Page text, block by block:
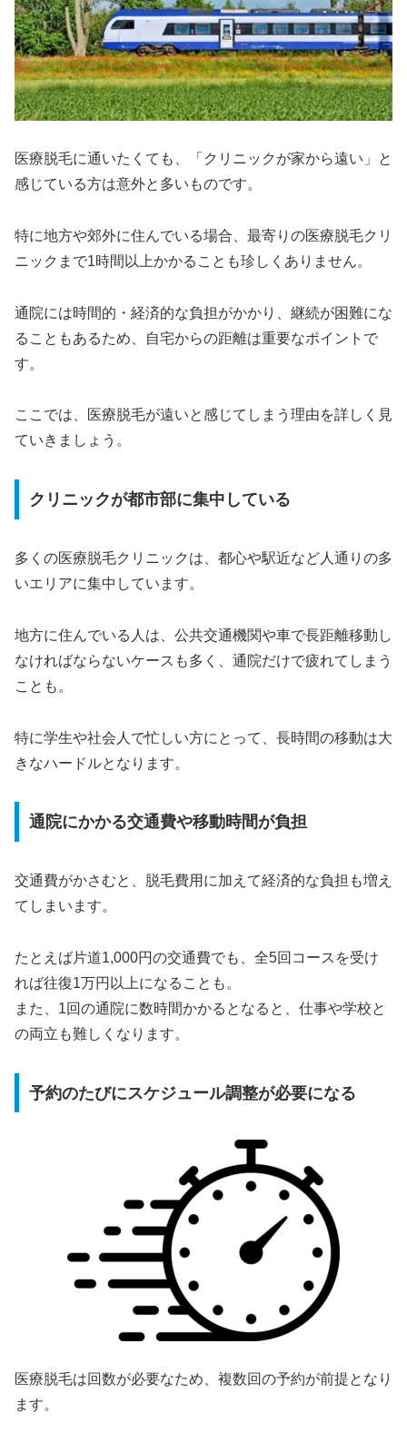
医療脱毛に通いたくても、「クリニックが家から遠い」と
感じている方は意外と多いものです。
特に地方や郊外に住んでいる場合、最寄りの医療脱毛クリ
ニックまで1時間以上かかることも珍しくありません。
通院には時間的・経済的な負担がかかり、継続が困難にな
ることもあるため、自宅からの距離は重要なポイントで
す。
ここでは、医療脱毛が遠いと感じてしまう理由を詳しく見
ていきましょう。
クリニックが都市部に集中している
多くの医療脱毛クリニックは、都心や駅近など人通りの多
いエリアに集中しています。
地方に住んでいる人は、公共交通機関や車で長距離移動し
なければならないケースも多く、通院だけで疲れてしまう
ことも。
特に学生や社会人で忙しい方にとって、長時間の移動は大
きなハードルとなります。
通院にかかる交通費や移動時間が負担
交通費がかさむと、脱毛費用に加えて経済的な負担も増え
てしまいます。
たとえば片道1,000円の交通費でも、全5回コースを受け
れば往復1万円以上になることも。
また、1回の通院に数時間かかるとなると、仕事や学校と
の両立も難しくなります。
予約のたびにスケジュール調整が必要になる
医療脱毛は回数が必要なため、複数回の予約が前提となり
ます。